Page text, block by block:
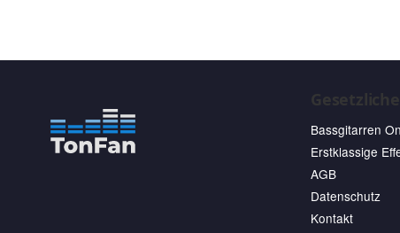
Bassgitarren
Erstklassige
AGB
Datenschutz
Kontakt